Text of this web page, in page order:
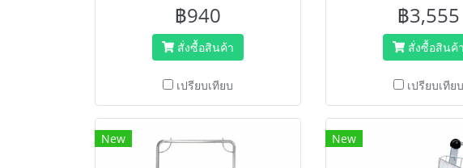
฿940
สั่งซื้อสินค้า
เปรียบเทียบ
ปัญหาเรื่องสนิม สำหรับเ
ความเป็นระเบียบ มีแผ่น
ร่ม รถเข็นติดล้อ เคลื่อ
สะดวก
฿3,555
สั่งซื้อสินค้า
เปรียบเทียบ
New New